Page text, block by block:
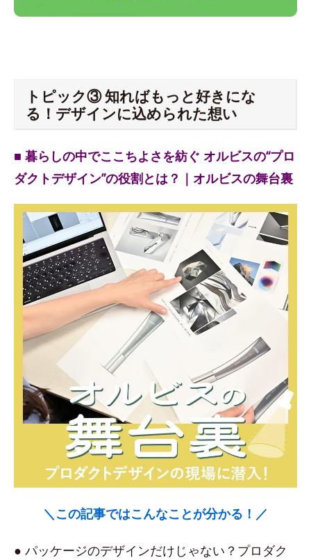
トピック③ 知ればもっと好きにな
る！デザインに込められた想い
■ 暮らしの中でここちよさを紡ぐ オルビスの“プロ
ダクトデザイン”の役割とは？｜オルビスの舞台裏
＼この記事ではこんなことが分かる！／
● パッケージのデザインだけじゃない？プロダク